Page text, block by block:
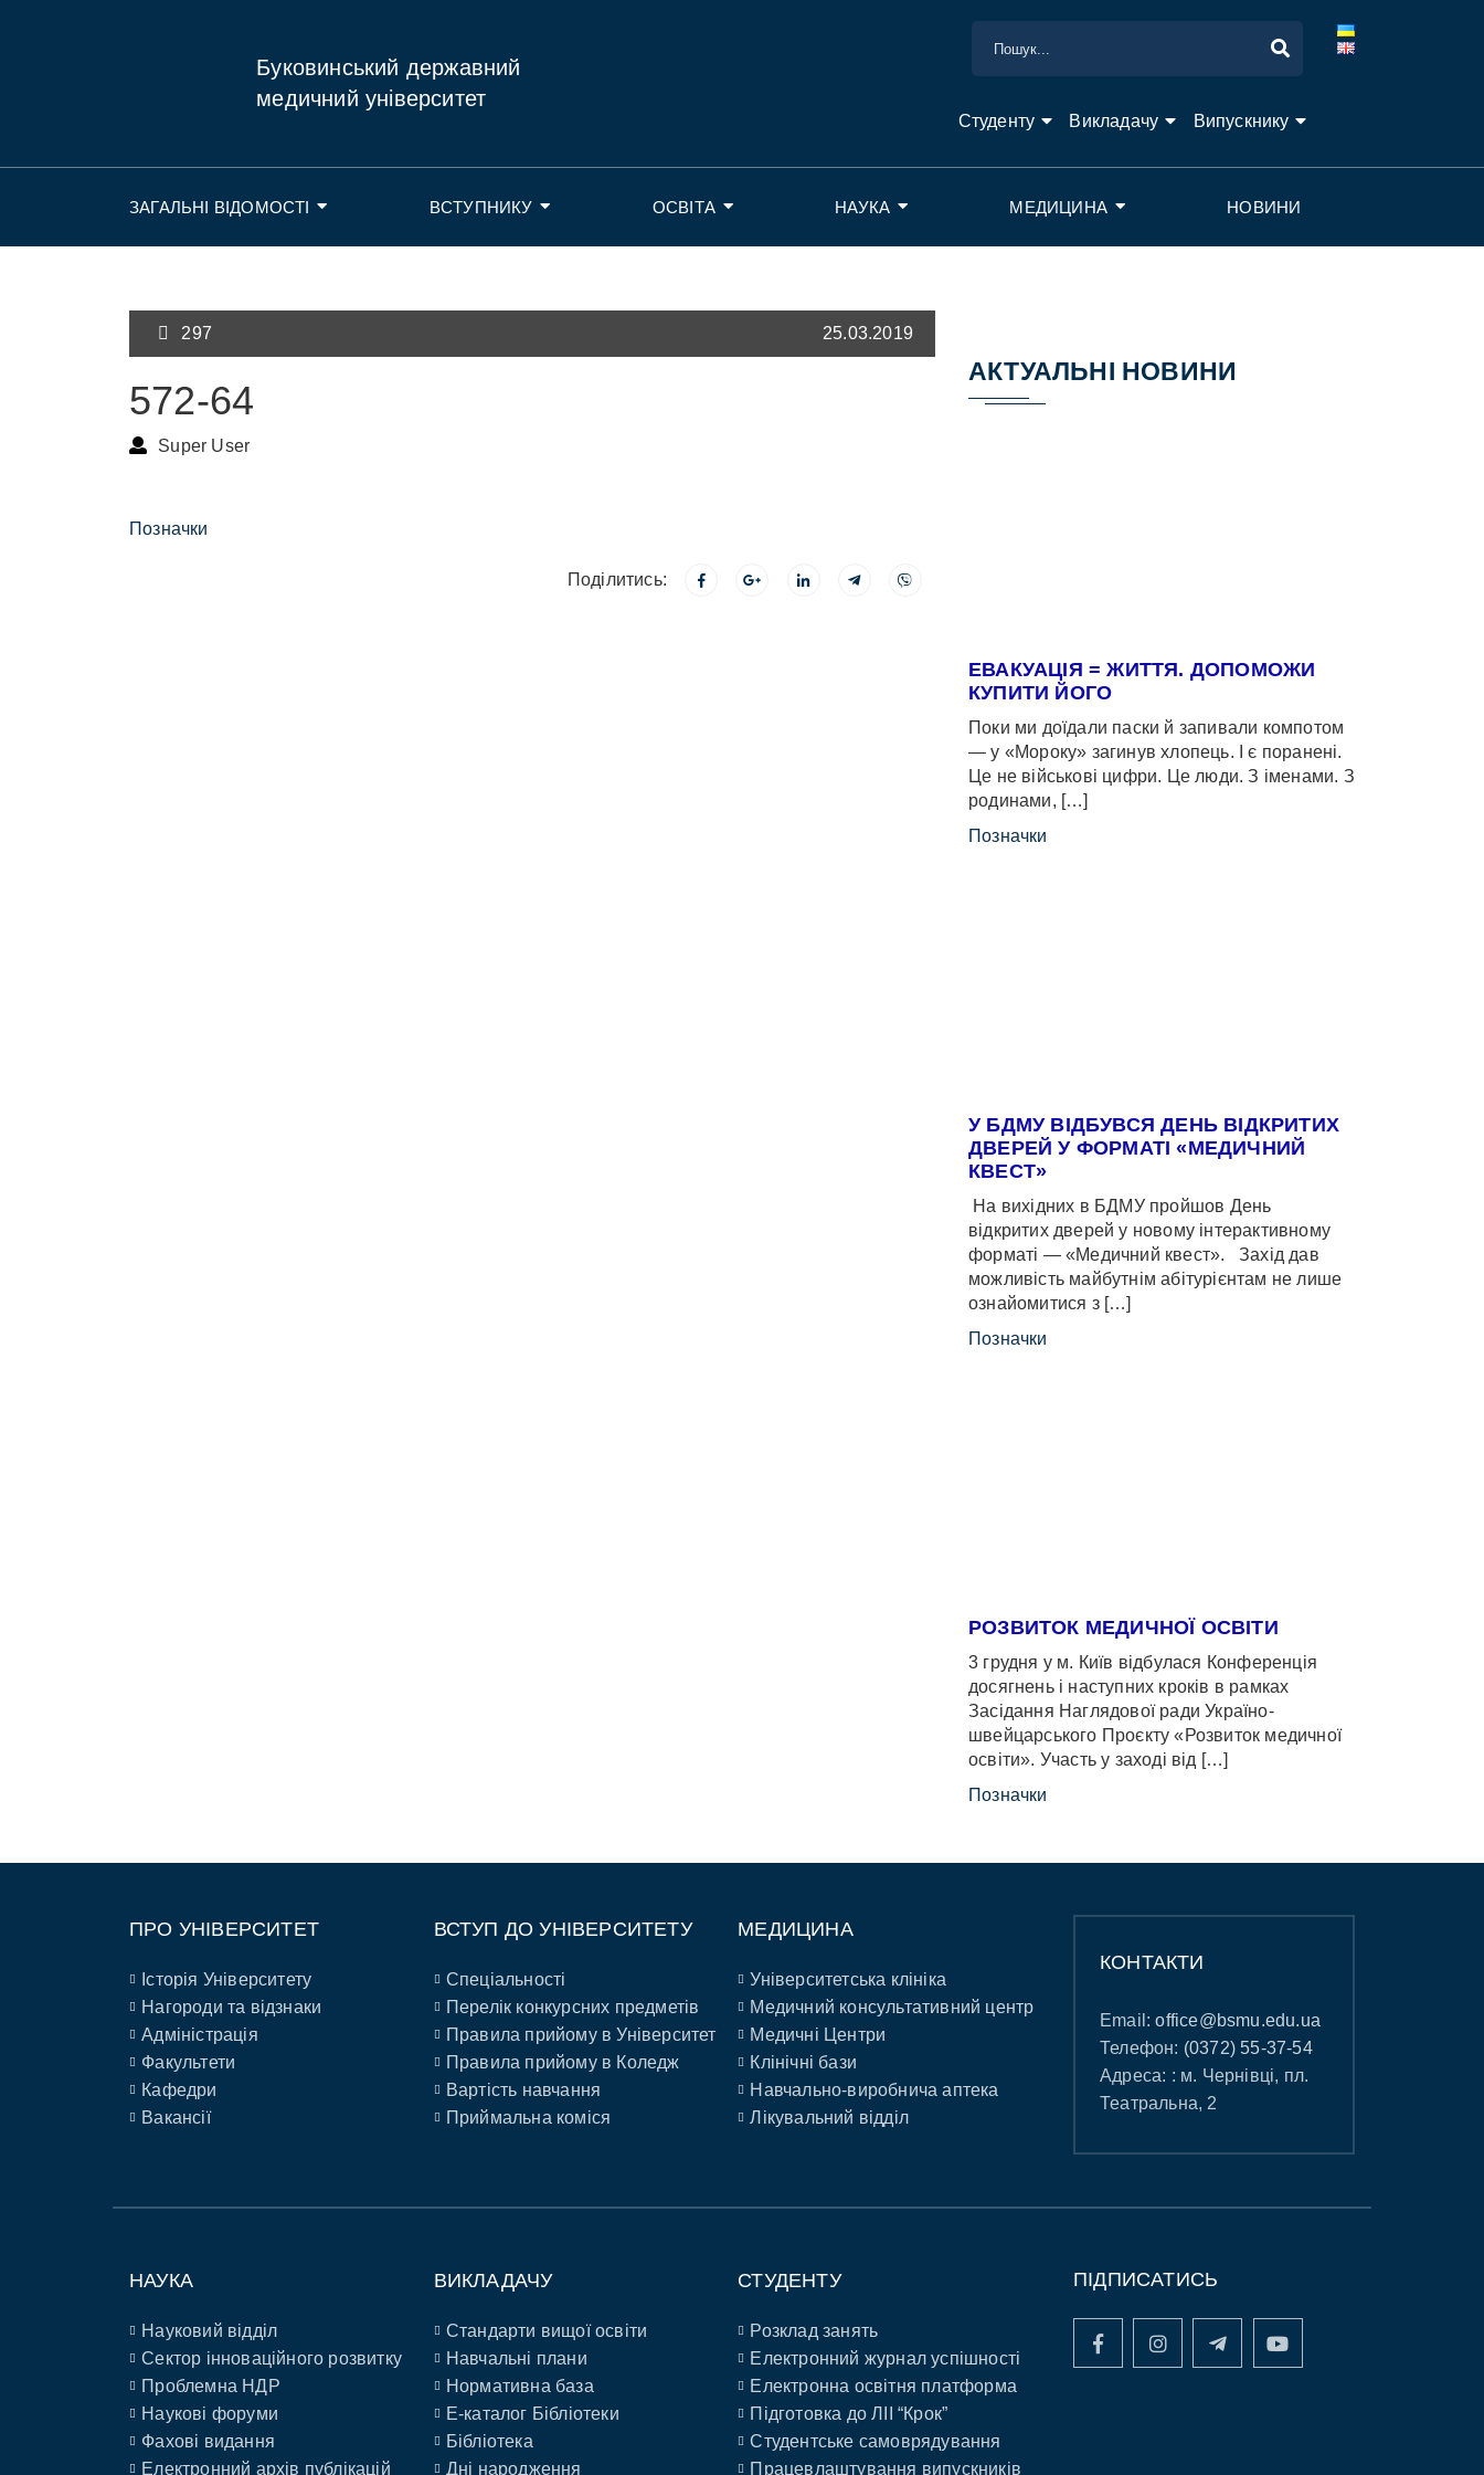
Буковинський державний
медичний університет
Студенту Викладачу Випускнику
ЗАГАЛЬНІ ВІДОМОСТІ ВСТУПНИКУ ОСВІТА НАУКА МЕДИЦИНА НОВИНИ
297 25.03.2019
572-64
Super User
Позначки
Поділитись:
АКТУАЛЬНІ НОВИНИ
ЕВАКУАЦІЯ = ЖИТТЯ. ДОПОМОЖИ
КУПИТИ ЙОГО
Поки ми доїдали паски й запивали компотом
— у «Мороку» загинув хлопець. І є поранені.
Це не військові цифри. Це люди. З іменами. З
родинами, […]
Позначки
У БДМУ ВІДБУВСЯ ДЕНЬ ВІДКРИТИХ
ДВЕРЕЙ У ФОРМАТІ «МЕДИЧНИЙ
КВЕСТ»
На вихідних в БДМУ пройшов День
відкритих дверей у новому інтерактивному
форматі — «Медичний квест». Захід дав
можливість майбутнім абітурієнтам не лише
ознайомитися з […]
Позначки
РОЗВИТОК МЕДИЧНОЇ ОСВІТИ
3 грудня у м. Київ відбулася Конференція
досягнень і наступних кроків в рамках
Засідання Наглядової ради Україно-
швейцарського Проєкту «Розвиток медичної
освіти». Участь у заході від […]
Позначки
ПРО УНІВЕРСИТЕТ
Історія Університету
Нагороди та відзнаки
Адміністрація
Факультети
Кафедри
Вакансії
ВСТУП ДО УНІВЕРСИТЕТУ
Спеціальності
Перелік конкурсних предметів
Правила прийому в Університет
Правила прийому в Коледж
Вартість навчання
Приймальна коміся
МЕДИЦИНА
Університетська клініка
Медичний консультативний центр
Медичні Центри
Клінічні бази
Навчально-виробнича аптека
Лікувальний відділ
КОНТАКТИ
Email:office@bsmu.edu.ua
Телефон: (0372) 55-37-54
Адреса: : м. Чернівці, пл.
Театральна, 2
НАУКА
Науковий відділ
Сектор інноваційного розвитку
Проблемна НДР
Наукові форуми
Фахові видання
Електронний архів публікацій
ВИКЛАДАЧУ
Стандарти вищої освіти
Навчальні плани
Нормативна база
E-каталог Бібліотеки
Бібліотека
Дні народження
СТУДЕНТУ
Розклад занять
Електронний журнал успішності
Електронна освітня платформа
Підготовка до ЛІІ “Крок”
Студентське самоврядування
Працевлаштування випускників
ПІДПИСАТИСЬ